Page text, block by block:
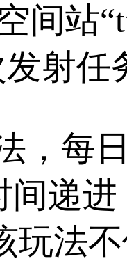
间站
射任
每
递
玩法